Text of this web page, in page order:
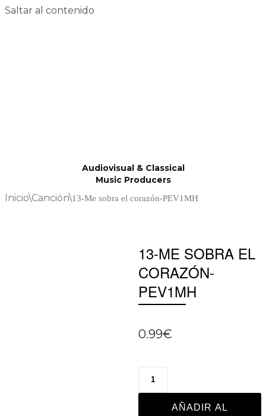
Saltar al contenido
Audiovisual & Classical
Music Producers
Inicio\Canción\13-Me sobra el corazón-PEV1MH
13-ME SOBRA EL
CORAZÓN-
PEV1MH
0.99€
AÑADIR AL